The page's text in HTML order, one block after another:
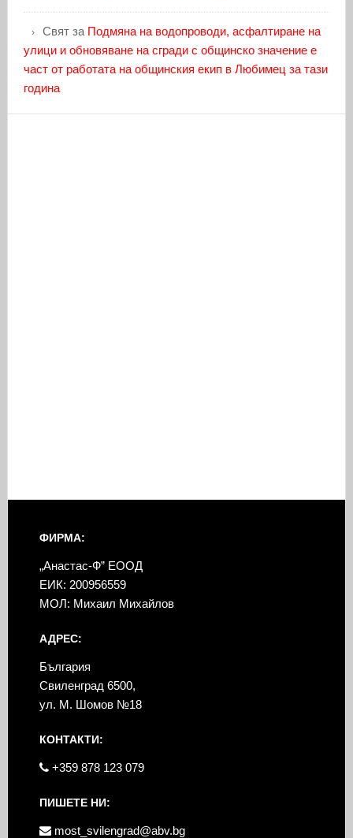
Святза Подмяна на водопроводи, асфалтиране на
улици и обновяване на сгради с общинско значение е
част от работата на общинския екип в Любимец за тази
година
ФИРМА:
„Анастас-Ф” ЕООД
ЕИК: 200956559
МОЛ: Михаил Михайлов
АДРЕС:
България
Свиленград 6500,
ул. М. Шомов №18
КОНТАКТИ:
+359 878 123 079
ПИШЕТЕ НИ:
most_svilengrad@abv.bg